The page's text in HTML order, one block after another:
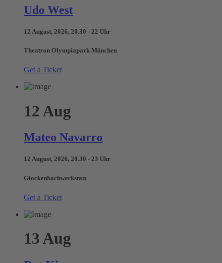
Udo West
12 August, 2026, 20.30 - 22 Uhr
Theatron Olympiapark München
Get a Ticket
12 Aug
Mateo Navarro
12 August, 2026, 20.30 - 23 Uhr
Glockenbachwerkstatt
Get a Ticket
13Aug